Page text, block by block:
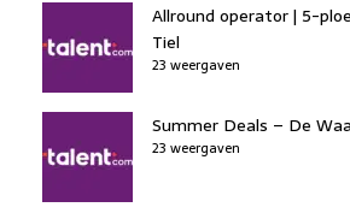
Allround operator | 5-
Tiel
23 weergaven
Summer Deals – De
23 weergaven